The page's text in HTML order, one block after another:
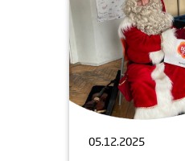
05.12.2025